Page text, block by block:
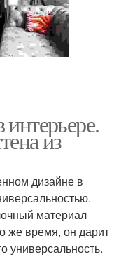
из
дизайне в
материал
же время, он дарит
универсальность.